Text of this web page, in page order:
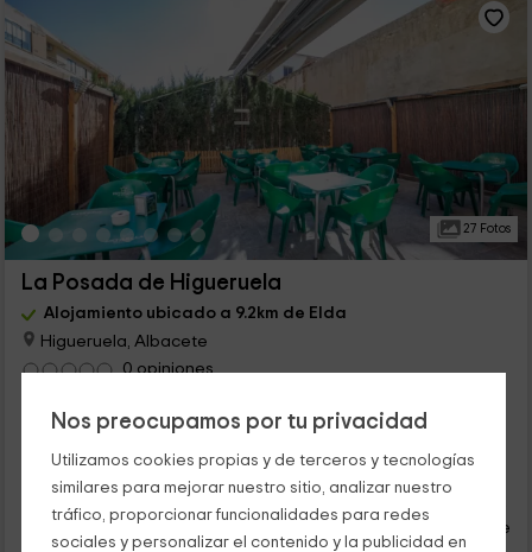
Nos preocupamos por tu privacidad
Utilizamos cookies propias y de terceros y tecnologías
similares para mejorar nuestro sitio, analizar nuestro
tráfico, proporcionar funcionalidades para redes
sociales y personalizar el contenido y la publicidad en
27 Fotos
La Posada de Higueruela
Alojamiento ubicado a 9.2km de Elda
Higueruela, Albacete
0 opiniones
31 personas
Reserva inmediata desde 22
persona y noche